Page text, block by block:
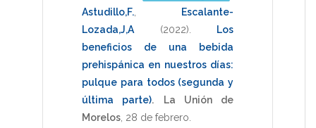
Astudillo,F.
Escalante-
Lozada,J,A
(2022)
Los
beneficios de una bebida
prehispánica en nuestros días:
pulque para todos (segunda y
última parte).
La Unión de
Morelos 28 de febrero